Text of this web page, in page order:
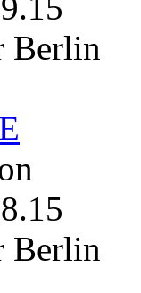
Berlin
Berlin